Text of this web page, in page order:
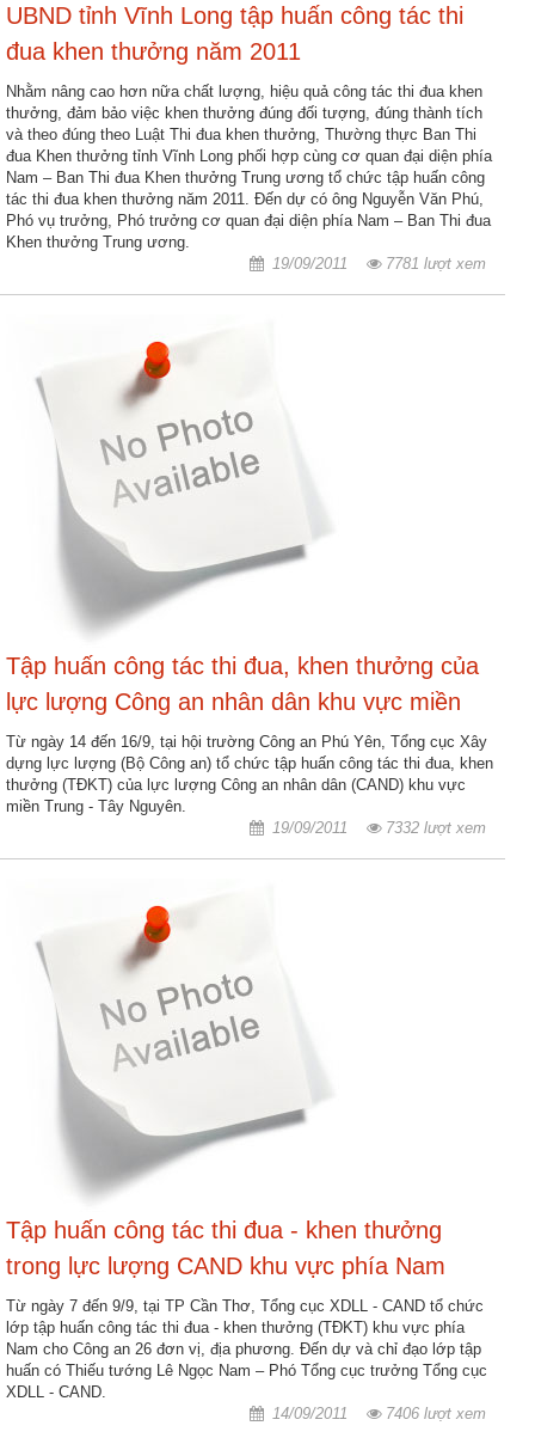
UBND tỉnh Vĩnh Long tập huấn công tác thi
đua khen thưởng năm 2011
Nhằm nâng cao hơn nữa chất lượng, hiệu quả công tác thi đua khen
thưởng, đảm bảo việc khen thưởng đúng đối tượng, đúng thành tích
và theo đúng theo Luật Thi đua khen thưởng, Thường thực Ban Thi
đua Khen thưởng tỉnh Vĩnh Long phối hợp cùng cơ quan đại diện phía
Nam – Ban Thi đua Khen thưởng Trung ương tổ chức tập huấn công
tác thi đua khen thưởng năm 2011. Đến dự có ông Nguyễn Văn Phú,
Phó vụ trưởng, Phó trưởng cơ quan đại diện phía Nam – Ban Thi đua
Khen thưởng Trung ương.
19/09/2011
7781 lượt xem
Tập huấn công tác thi đua, khen thưởng của
lực lượng Công an nhân dân khu vực miền
Trung - Tây Nguyên
Từ ngày 14 đến 16/9, tại hội trường Công an Phú Yên, Tổng cục Xây
dựng lực lượng (Bộ Công an) tổ chức tập huấn công tác thi đua, khen
thưởng (TĐKT) của lực lượng Công an nhân dân (CAND) khu vực
miền Trung - Tây Nguyên.
19/09/2011
7332 lượt xem
Tập huấn công tác thi đua - khen thưởng
trong lực lượng CAND khu vực phía Nam
Từ ngày 7 đến 9/9, tại TP Cần Thơ, Tổng cục XDLL - CAND tổ chức
lớp tập huấn công tác thi đua - khen thưởng (TĐKT) khu vực phía
Nam cho Công an 26 đơn vị, địa phương. Đến dự và chỉ đạo lớp tập
huấn có Thiếu tướng Lê Ngọc Nam – Phó Tổng cục trưởng Tổng cục
XDLL - CAND.
14/09/2011
7406 lượt xem